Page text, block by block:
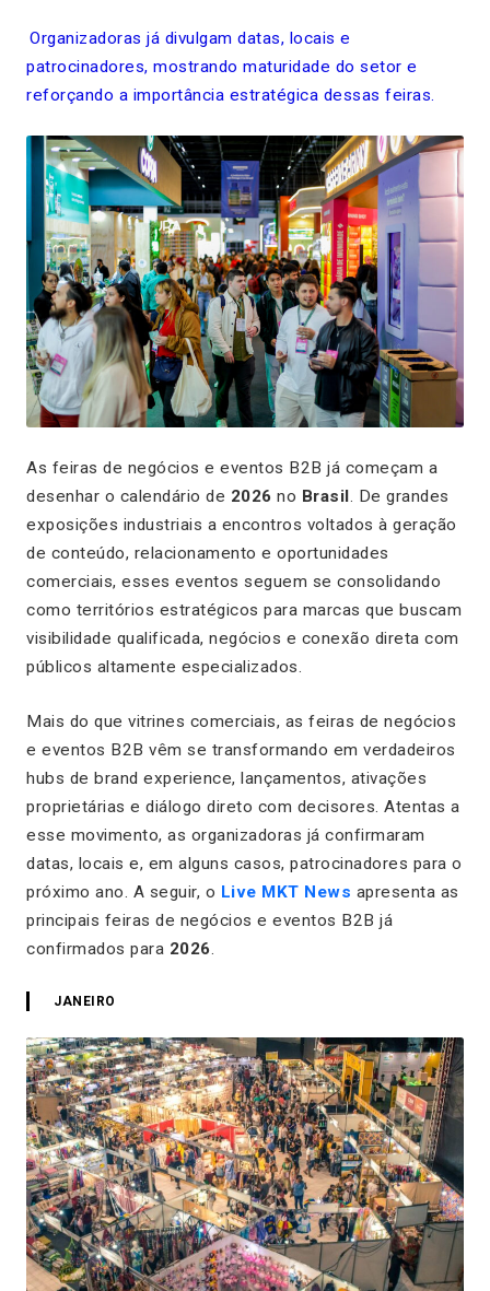
Organizadoras já divulgam datas, locais e
patrocinadores, mostrando maturidade do setor e
reforçando a importância estratégica dessas feiras.
As feiras de negócios e eventos B2B já começam a
desenhar o calendário de 2026 no Brasil. De grandes
exposições industriais a encontros voltados à geração
de conteúdo, relacionamento e oportunidades
comerciais, esses eventos seguem se consolidando
como territórios estratégicos para marcas que buscam
visibilidade qualificada, negócios e conexão direta com
públicos altamente especializados.
Mais do que vitrines comerciais, as feiras de negócios
e eventos B2B vêm se transformando em verdadeiros
hubs de brand experience, lançamentos, ativações
proprietárias e diálogo direto com decisores. Atentas a
esse movimento, as organizadoras já confirmaram
datas, locais e, em alguns casos, patrocinadores para o
próximo ano. A seguir, o Live MKT News apresenta as
principais feiras de negócios e eventos B2B já
confirmados para 2026.
JANEIRO